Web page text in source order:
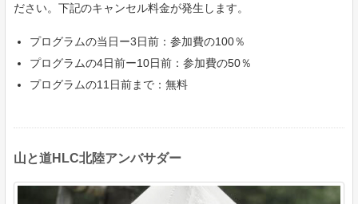
ださい。下記のキャンセル料金が発生します。
プログラムの当日ー3日前：参加費の100％
プログラムの4日前ー10日前：参加費の50％
プログラムの11日前まで：無料
山と道HLC北陸アンバサダー